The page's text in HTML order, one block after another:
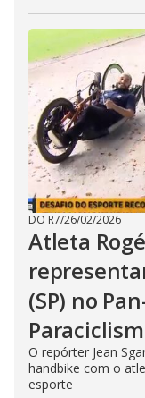
DO R7/26/02/2026
Atleta
(SP) no
O repórter Jean
handbike com o
esporte